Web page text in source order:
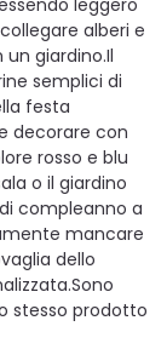
alberi e
giardino.Il
semplici di
festa
decorare con
rosso e blu
o il giardino
compleanno a
mancare
dello
stesso prodotto